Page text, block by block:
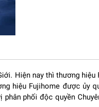
Hiện nay thì thương
hiệu Fujihome được ủy
phối độc quyền